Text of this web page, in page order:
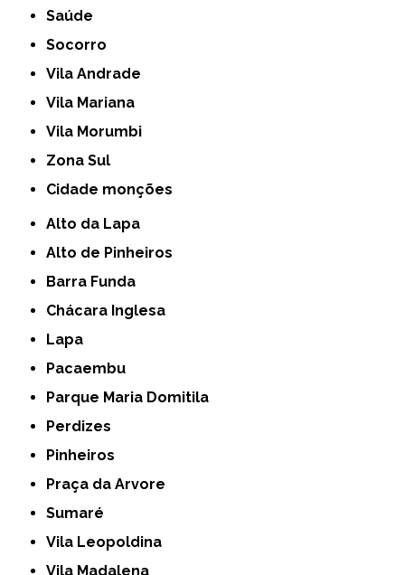
Saúde
Socorro
Vila Andrade
Vila Mariana
Vila Morumbi
Zona Sul
cidade monções
Alto da Lapa
Alto de Pinheiros
Barra Funda
Chácara Inglesa
Lapa
Pacaembu
Parque Maria Domitila
Perdizes
Pinheiros
Praça da Arvore
Sumaré
Vila Leopoldina
Vila Madalena